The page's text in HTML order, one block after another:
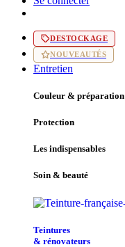
DESTOCKAGE
NOUVEAUTÉS
Entretien
Couleur & préparation
Protection
Les indispensables
Soin & beauté
Teintu​res
& r​é​novateurs